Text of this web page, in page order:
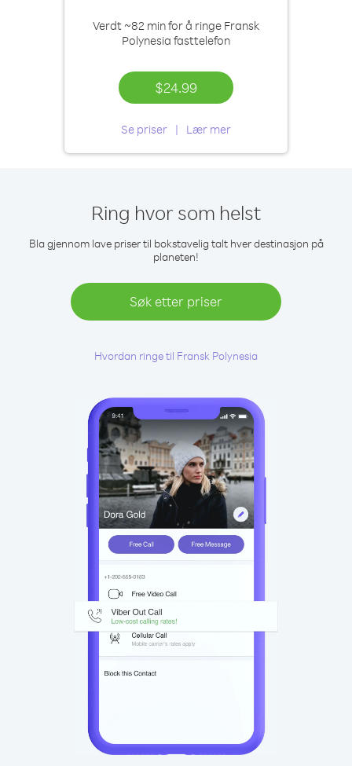
Verdt ~82 minfor å ringe Fransk
Polynesia fasttelefon
$24.99
Se priser Lær mer
Ring hvor som helst
Bla gjennom lave priser til bokstavelig talt hver destinasjon på
planeten!
Søk etter priser
Hvordan ringe til Fransk Polynesia